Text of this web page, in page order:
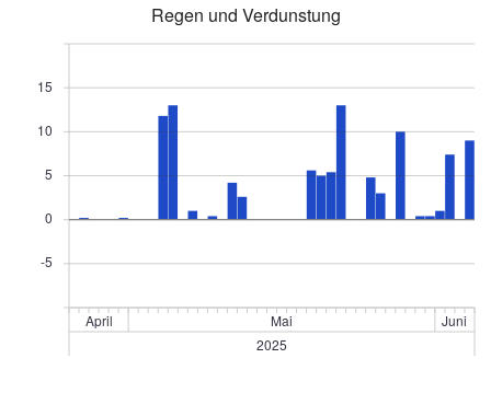
Regen und Verdunstung
-5
0
5
10
15
April Mai
Juni
2025